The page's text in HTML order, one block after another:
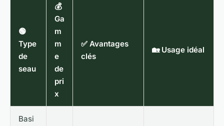
🟢
Type
de
seau
💰
Ga
m
m
e
de
pri
x
✅ Avantages
clés
🏡 Usage idéal
Basi